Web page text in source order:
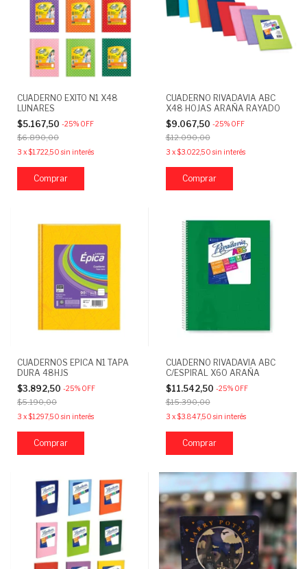
CUADERNO EXITO N1 X48
LUNARES
$5.167,50 -25% OFF
$6.890,00
3 x$1.722,50 sin interés
Comprar
CUADERNO RIVADAVIA ABC
X48 HOJAS ARAÑA RAYADO
$9.067,50 -25% OFF
$12.090,00
3 x$3.022,50 sin interés
Comprar
CUADERNOS EPICA N1 TAPA
DURA 48HJS
$3.892,50 -25% OFF
$5.190,00
3 x$1.297,50 sin interés
Comprar
CUADERNO RIVADAVIA ABC
C/ESPIRAL X60 ARAÑA
$11.542,50 -25% OFF
$15.390,00
3 x$3.847,50 sin interés
Comprar